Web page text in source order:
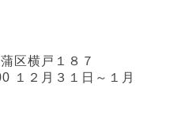
区横戸１８７
１２月３１日～１月